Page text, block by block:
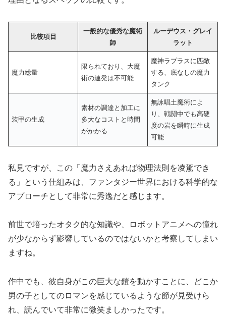
比較項目
一般的な優秀な魔術
師
ルーデウス・グレイ
ラット
魔力総量
限られており、大魔
術の連発は不可能
魔神ラプラスに匹敵
する、底なしの魔力
タンク
装甲の生成
素材の調達と加工に
多大なコストと時間
がかかる
無詠唱土魔術によ
り、戦闘中でも高硬
度の岩を瞬時に生成
可能
私見ですが、この「魔力さえあれば物理法則を凌駕でき
る」という仕組みは、ファンタジー世界における科学的な
アプローチとして非常に秀逸だと感じます。
前世で培ったオタク的な知識や、ロボットアニメへの憧れ
が少なからず影響しているのではないかと考察してしまい
ますね。
作中でも、彼自身がこの巨大な鎧を動かすことに、どこか
男の子としてのロマンを感じているような節が見受けら
れ、読んでいて非常に微笑ましかったです。